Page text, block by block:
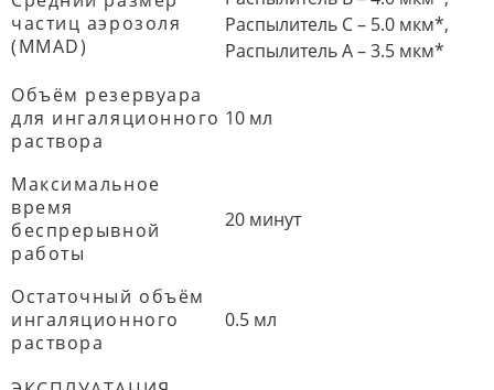
частиц аэрозоля
(MMAD)
Распылитель C – 5.0 мкм*,
Распылитель А – 3.5 мкм*
Объём резервуара
для ингаляционного
раствора
10 мл
Максимальное
время
беспрерывной
работы
20 минут
Остаточный объём
ингаляционного
раствора
0.5 мл